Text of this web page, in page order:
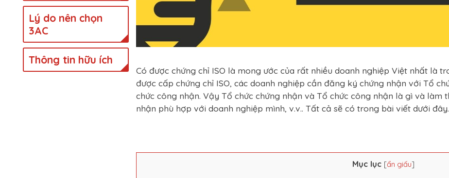
Lý do nên chọn
3AC
Thông tin hữu ích
Có được chứng chỉ ISO là mong ước của rất nhiều doanh nghiệp Việt nhất là
được cấp chứng chỉ ISO, các doanh nghiệp cần đăng ký chứng nhận với Tổ
chức công nhận. Vậy Tổ chức chứng nhận và Tổ chức công nhận là gì và làm
nhận phù hợp với doanh nghiệp mình, v.v.. Tất cả sẽ có trong bài viết dưới đây.
Mục lục [ẩn giấu]